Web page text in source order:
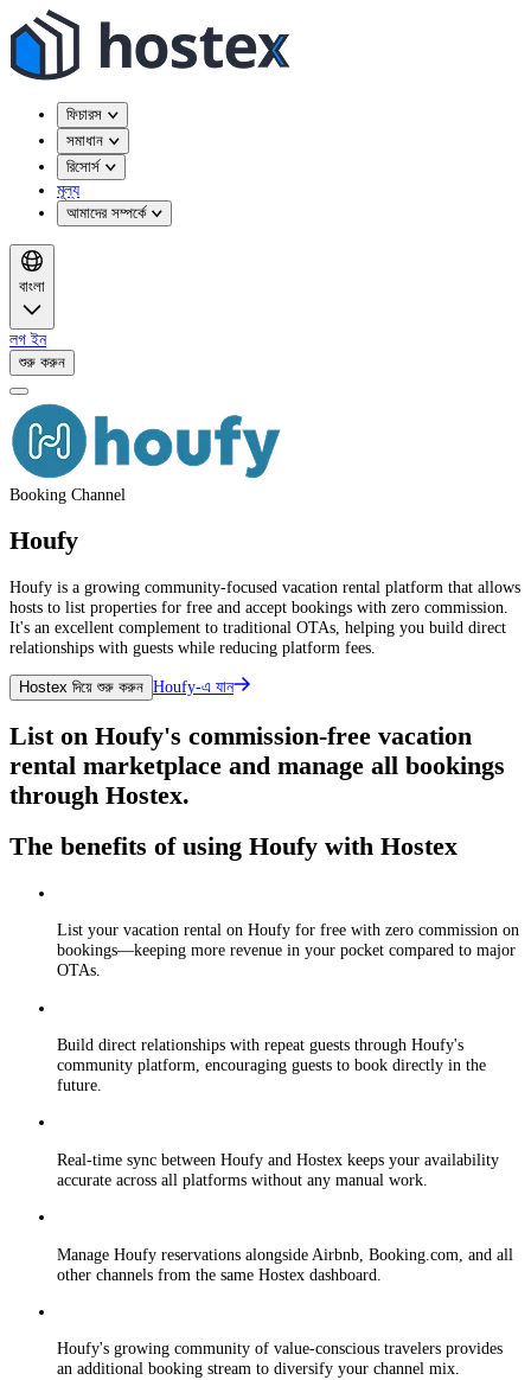
ফিচারস
সমাধান
রিসোর্স
মূল্য
আমাদের সম্পর্কে
বাংলা
লগ ইন
শুরু করুন
Booking Channel
Houfy
Houfy is a growing community-focused vacation rental platform that allows
hosts to list properties for free and accept bookings with zero commission.
It's an excellent complement to traditional OTAs, helping you build direct
relationships with guests while reducing platform fees.
Hostex দিয়ে শুরু করুন Houfy-এ যান
List on Houfy's commission-free vacation
rental marketplace and manage all bookings
through Hostex.
The benefits of using Houfy with Hostex
List your vacation rental on Houfy for free with zero commission on
bookings—keeping more revenue in your pocket compared to major
OTAs.
Build direct relationships with repeat guests through Houfy's
community platform, encouraging guests to book directly in the
future.
Real-time sync between Houfy and Hostex keeps your availability
accurate across all platforms without any manual work.
Manage Houfy reservations alongside Airbnb, Booking.com, and all
other channels from the same Hostex dashboard.
Houfy's growing community of value-conscious travelers provides
an additional booking stream to diversify your channel mix.